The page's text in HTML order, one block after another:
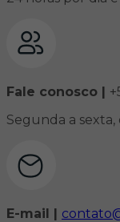
Fale conosco |
Segunda a sexta,
E-mail |